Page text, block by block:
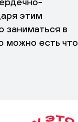
этим
заниматься в
можно есть что